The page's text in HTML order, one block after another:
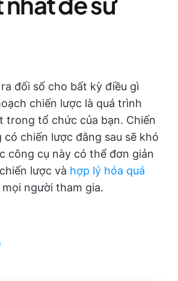
đối số cho bất kỳ điều gì
chiến lược là quá trình
trong tổ chức của bạn. Chiến
chiến lược đằng sau sẽ khó
công cụ này có thể đơn giản
lược và hợp lý hóa quá
người tham gia.